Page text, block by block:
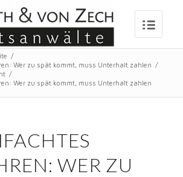
/
Wer zu spät kommt, muss Unterhalt zahlen
/
/
Wer zu spät kommt, muss Unterhalt zahlen
WER ZU